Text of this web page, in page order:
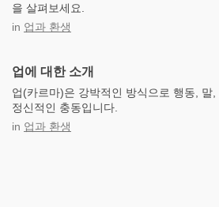
을 살펴보세요.
in 업과 환생
업에 대한 소개
업(카르마)은 강박적인 방식으로 행동, 말
정신적인 충동입니다.
in 업과 환생